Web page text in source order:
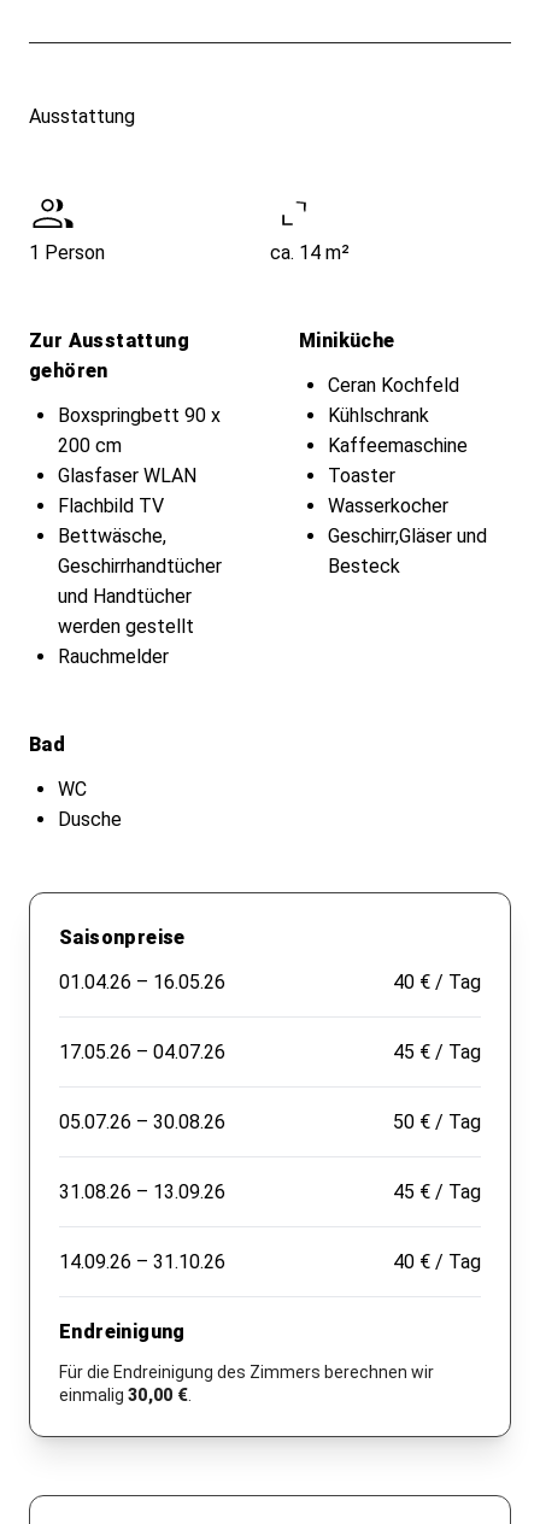
Einzelzimmer
Kontakt
Ausstattung
1 Person ca. 14 m²
Zur Ausstattung
gehören
Boxspringbett 90 x
200 cm
Glasfaser WLAN
Flachbild TV
Bettwäsche,
Geschirrhandtücher
und Handtücher
werden gestellt
Rauchmelder
Miniküche
Ceran Kochfeld
Kühlschrank
Kaffeemaschine
Toaster
Wasserkocher
Geschirr,Gläser und
Besteck
Bad
WC
Dusche
Saisonpreise
01.04.26 – 16.05.26
40 € / Tag
17.05.26 – 04.07.26 45 € / Tag
05.07.26 – 30.08.26 50 € / Tag
31.08.26 – 13.09.26 45 € / Tag
14.09.26 – 31.10.26 40 € / Tag
Endreinigung
Für die Endreinigung des Zimmers berechnen wir
einmalig 30,00 €